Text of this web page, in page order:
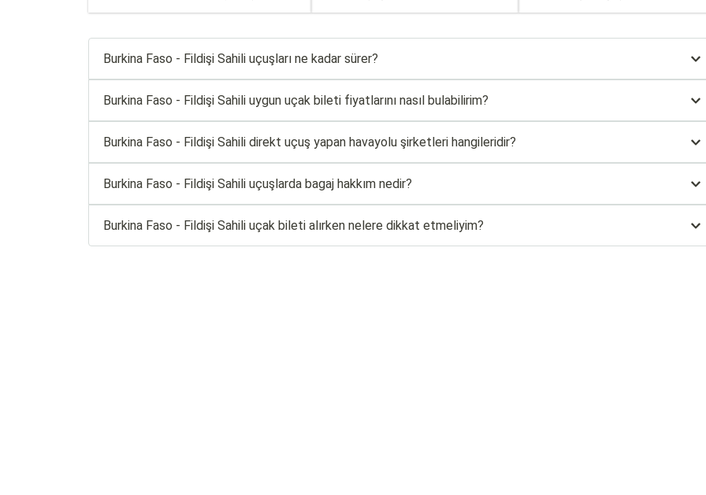
Burkina Faso - Fildişi Sahili uçuşları ne kadar sürer?
Burkina Faso - Fildişi Sahili uygun uçak bileti fiyatlarını nasıl bulabilirim?
Burkina Faso - Fildişi Sahili direkt uçuş yapan havayolu şirketleri hangileridir?
Burkina Faso - Fildişi Sahili uçuşlarda bagaj hakkım nedir?
Burkina Faso - Fildişi Sahili uçak bileti alırken nelere dikkat etmeliyim?